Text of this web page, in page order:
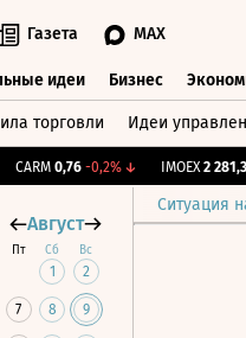
Газета MAX
идеи Бизнес
торговли Идеи
CARM 0,76 -0,2%↓ IMOEX 2 281,31
Ситуация
Август
Пт Сб Вс
1 2
7 8 9